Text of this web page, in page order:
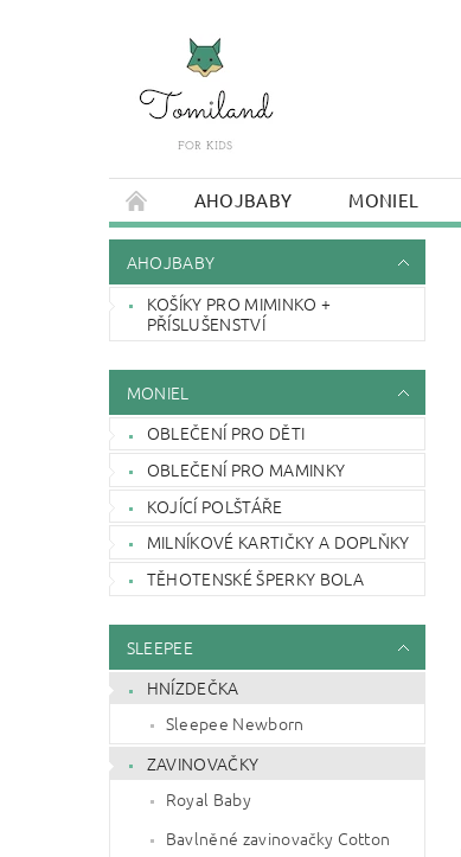
AHOJBABY MONIEL
AHOJBABY
KOŠÍKY PRO MIMINKO +
PŘÍSLUŠENSTVÍ
MONIEL
OBLEČENÍ PRO DĚTI
OBLEČENÍ PRO MAMINKY
KOJÍCÍ POLŠTÁŘE
MILNÍKOVÉ KARTIČKY A DOPLŇKY
TĚHOTENSKÉ ŠPERKY BOLA
SLEEPEE
HNÍZDEČKA
Sleepee Newborn
ZAVINOVAČKY
Royal Baby
Bavlněné zavinovačky Cotton